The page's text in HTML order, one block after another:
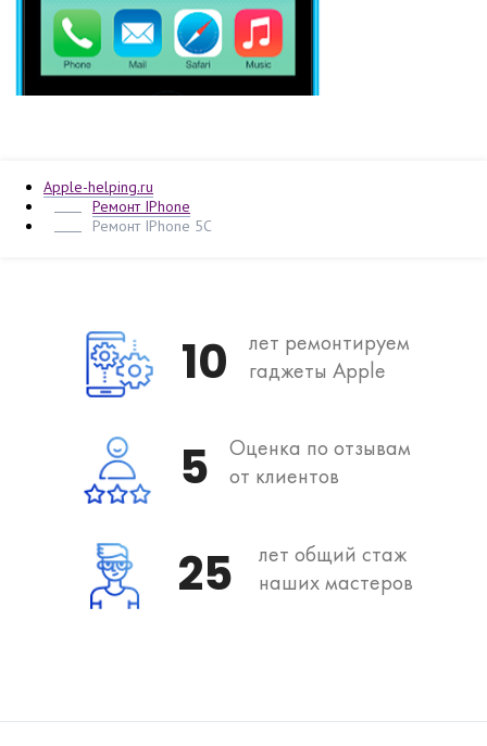
Apple-helping.ru
Ремонт IPhone
Ремонт IPhone 5C
10
лет ремонтируем
гаджеты Apple
5
Оценка по отзывам
от клиентов
25
лет общий стаж
наших мастеров